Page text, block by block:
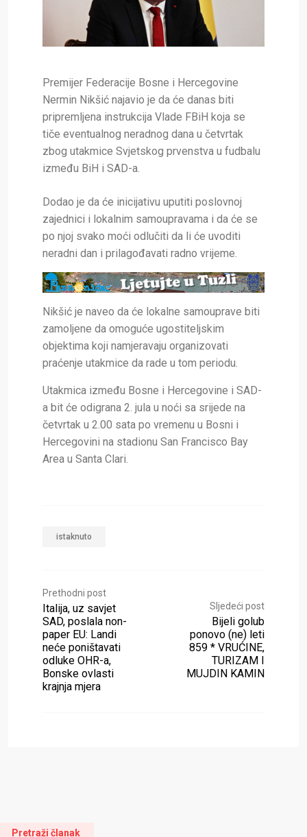
Premijer Federacije Bosne i Hercegovine
Nermin Nikšić najavio je da će danas biti
pripremljena instrukcija Vlade FBiH koja se
tiče eventualnog neradnog dana u četvrtak
zbog utakmice Svjetskog prvenstva u fudbalu
između BiH i SAD-a.
Dodao je da će inicijativu uputiti poslovnoj
zajednici i lokalnim samoupravama i da će se
po njoj svako moći odlučiti da li će uvoditi
neradni dan i prilagođavati radno vrijeme.
Nikšić je naveo da će lokalne samouprave biti
zamoljene da omoguće ugostiteljskim
objektima koji namjeravaju organizovati
praćenje utakmice da rade u tom periodu.
Utakmica između Bosne i Hercegovine i SAD-
a bit će odigrana 2. jula u noći sa srijede na
četvrtak u 2.00 sata po vremenu u Bosni i
Hercegovini na stadionu San Francisco Bay
Area u Santa Clari.
istaknuto
Prethodni post
Italija, uz savjet
SAD, poslala non-
paper EU: Landi
neće poništavati
odluke OHR-a,
Bonske ovlasti
krajnja mjera
Sljedeći post
Bijeli golub
ponovo (ne) leti
859 * VRUĆINE,
TURIZAM I
MUJDIN KAMIN
Pretraži članak